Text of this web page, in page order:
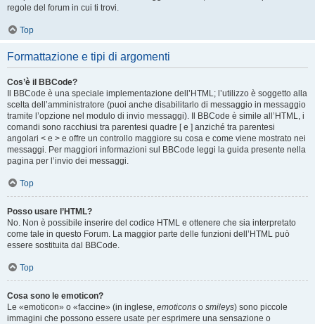
regole del forum in cui ti trovi.
Top
Formattazione e tipi di argomenti
Cos’è il BBCode?
Il BBCode è una speciale implementazione dell’HTML; l’utilizzo è soggetto alla
scelta dell’amministratore (puoi anche disabilitarlo di messaggio in messaggio
tramite l’opzione nel modulo di invio messaggi). Il BBCode è simile all’HTML, i
comandi sono racchiusi tra parentesi quadre [ e ] anziché tra parentesi
angolari < e > e offre un controllo maggiore su cosa e come viene mostrato nei
messaggi. Per maggiori informazioni sul BBCode leggi la guida presente nella
pagina per l’invio dei messaggi.
Top
Posso usare l’HTML?
No. Non è possibile inserire del codice HTML e ottenere che sia interpretato
come tale in questo Forum. La maggior parte delle funzioni dell’HTML può
essere sostituita dal BBCode.
Top
Cosa sono le emoticon?
Le «emoticon» o «faccine» (in inglese, emoticons o smileys) sono piccole
immagini che possono essere usate per esprimere una sensazione o